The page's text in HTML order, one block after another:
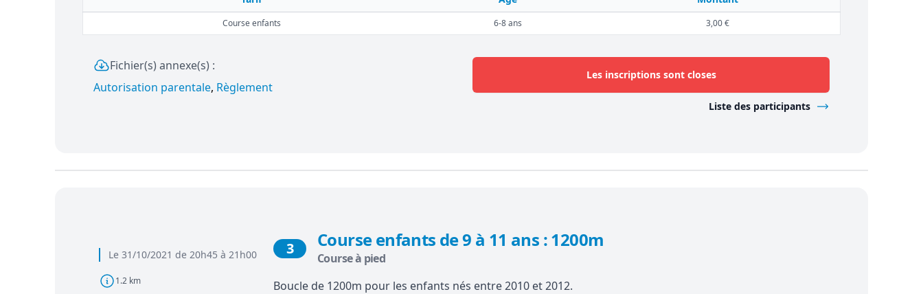
Course enfants 6-8 ans 3,00 €
Fichier(s) annexe(s) :
Autorisation parentale, Règlement
Les inscriptions sont closes
Liste des participants
Le 31/10/2021 de 20h45 à 21h00
1.2 km
3 Course enfants de 9 à 11 ans : 1200m
Course à pied
Boucle de 1200m pour les enfants nés entre 2010 et 2012.